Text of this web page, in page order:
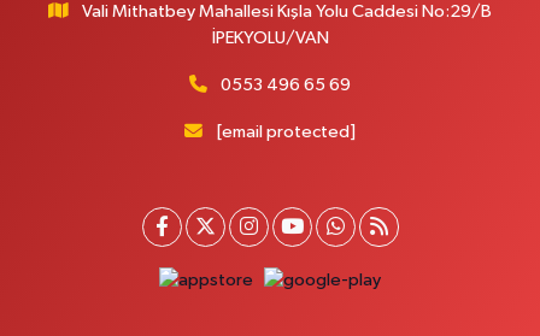
VALİ MİTHAT BEY MAH. DEFTERDARLIK CAD. MİLANO HOTEL YANI
DOĞUŞ MARKET KARŞISI NO:20 B
Yol Tarifi Al
Gündüz Eczanesi
0 (432) 712 27 27 Yol Tarifi Al
Nesli Eczanesi
Vali Mithatbey Mahallesi Kışla Yolu Caddesi No:29/B
İPEKYOLU/VAN
0553 496 65 69
[email protected]